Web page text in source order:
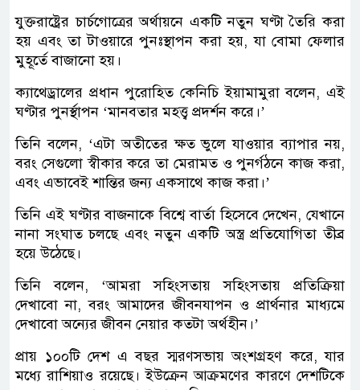
যুক্তরাষ্ট্রের চার্চগোত্রের অর্থায়নে একটি নতুন ঘণ্টা তৈরি করা
হয় এবং তা টাওয়ারে পুনঃস্থাপন করা হয়, যা বোমা ফেলার
মুহূর্তে বাজানো হয়।
ক্যাথেড্রালের প্রধান পুরোহিত কেনিচি ইয়ামামুরা বলেন, এই
ঘণ্টার পুনর্স্থাপন ‘মানবতার মহত্ত্ব প্রদর্শন করে।’
তিনি বলেন, ‘এটা অতীতের ক্ষত ভুলে যাওয়ার ব্যাপার নয়,
বরং সেগুলো স্বীকার করে তা মেরামত ও পুনর্গঠনে কাজ করা,
এবং এভাবেই শান্তির জন্য একসাথে কাজ করা।’
তিনি এই ঘণ্টার বাজনাকে বিশ্বে বার্তা হিসেবে দেখেন, যেখানে
নানা সংঘাত চলছে এবং নতুন একটি অস্ত্র প্রতিযোগিতা তীব্র
হয়ে উঠেছে।
তিনি বলেন, ‘আমরা সহিংসতায় সহিংসতায় প্রতিক্রিয়া
দেখাবো না, বরং আমাদের জীবনযাপন ও প্রার্থনার মাধ্যমে
দেখাবো অন্যের জীবন নেয়ার কতটা অর্থহীন।’
প্রায় ১০০টি দেশ এ বছর স্মরণসভায় অংশগ্রহণ করে, যার
মধ্যে রাশিয়াও রয়েছে। ইউক্রেন আক্রমণের কারণে দেশটিকে